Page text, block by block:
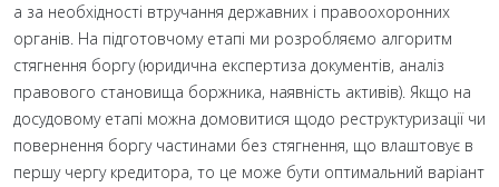
а за необхідності втручання державних і правоохоронних
органів. На підготовчому етапі ми розробляємо алгоритм
стягнення боргу (юридична експертиза документів, аналіз
правового становища боржника, наявність активів). Якщо на
досудовому етапі можна домовитися щодо реструктуризації чи
повернення боргу частинами без стягнення, що влаштовує в
першу чергу кредитора, то це може бути оптимальний варіант